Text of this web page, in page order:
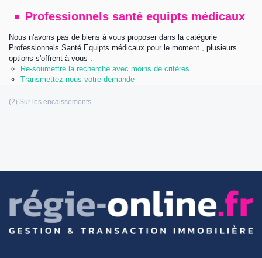
Professionnels santé equipts médicaux
Nous n'avons pas de biens à vous proposer dans la catégorie
Professionnels Santé Equipts médicaux pour le moment , plusieurs
options s'offrent à vous :
Re-soumettre la recherche avec moins de critères.
Transmettez-nous votre demande